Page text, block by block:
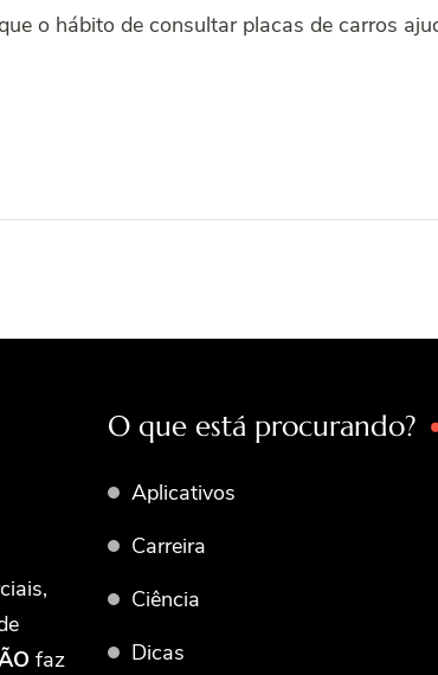
o hábito de consultar placas de carros
faz
O que está procurando?
Aplicativos
Carreira
Ciência
Dicas